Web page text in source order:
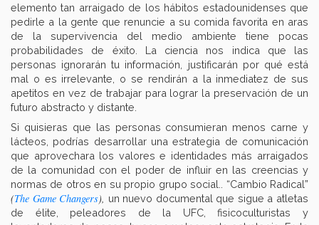
elemento tan arraigado de los hábitos estadounidenses que
pedirle a la gente que renuncie a su comida favorita en aras
de la supervivencia del medio ambiente tiene pocas
probabilidades de éxito. La ciencia nos indica que las
personas ignorarán tu información, justificarán por qué está
mal o es irrelevante, o se rendirán a la inmediatez de sus
apetitos en vez de trabajar para lograr la preservación de un
futuro abstracto y distante.
Si quisieras que las personas consumieran menos carne y
lácteos, podrías desarrollar una estrategia de comunicación
que aprovechara los valores e identidades más arraigados
de la comunidad con el poder de influir en las creencias y
normas de otros en su propio grupo social.. “Cambio Radical”
(The Game Changers), un nuevo documental que sigue a atletas
de élite, peleadores de la UFC, fisicoculturistas y